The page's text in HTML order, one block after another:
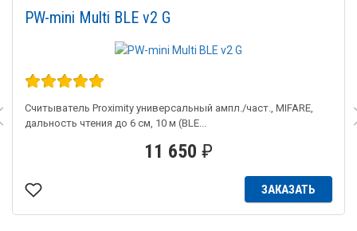
PW-mini Multi BLE v2 G
Считыватель Proximity универсальный ампл./част., MIFARE,
дальность чтения до 6 см, 10 м (BLE...
11 650 ₽
ЗАКАЗАТЬ